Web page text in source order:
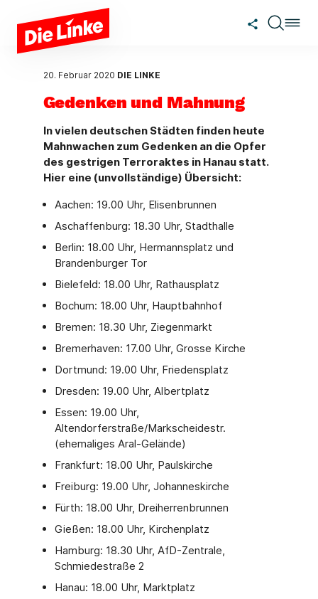
Zum Hauptinhalt springen
20. Februar 2020 DIE LINKE
Gedenken und Mahnung
In vielen deutschen Städten finden heute
Mahnwachen zum Gedenken an die Opfer
des gestrigen Terroraktes in Hanau statt.
Hier eine (unvollständige) Übersicht:
Aachen: 19.00 Uhr, Elisenbrunnen
Aschaffenburg: 18.30 Uhr, Stadthalle
Berlin: 18.00 Uhr, Hermannsplatz und
Brandenburger Tor
Bielefeld: 18.00 Uhr, Rathausplatz
Bochum: 18.00 Uhr, Hauptbahnhof
Bremen: 18.30 Uhr, Ziegenmarkt
Bremerhaven: 17.00 Uhr, Grosse Kirche
Dortmund: 19.00 Uhr, Friedensplatz
Dresden: 19.00 Uhr, Albertplatz
Essen: 19.00 Uhr,
Altendorferstraße/Markscheidestr.
(ehemaliges Aral-Gelände)
Frankfurt: 18.00 Uhr, Paulskirche
Freiburg: 19.00 Uhr, Johanneskirche
Fürth: 18.00 Uhr, Dreiherrenbrunnen
Gießen: 18.00 Uhr, Kirchenplatz
Hamburg: 18.30 Uhr, AfD-Zentrale,
Schmiedestraße 2
Hanau: 18.00 Uhr, Marktplatz